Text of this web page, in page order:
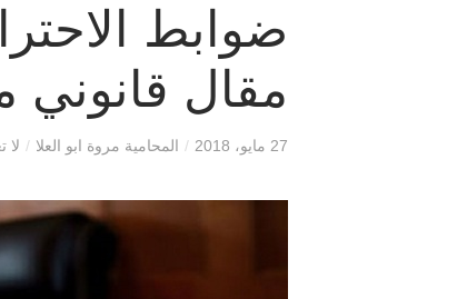
ضوابط
مقال قانوني
27 مايو، 2018 / المحامية مروة ابو العلا / لا